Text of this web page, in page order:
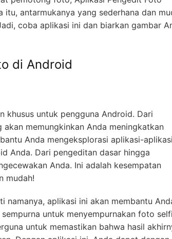
antarmukanya yang sederhana dan
coba aplikasi ini dan biarkan gambar
di Android
khusus untuk pengguna Android. Dari
memungkinkan Anda meningkatkan
Anda mengeksplorasi aplikasi-
Anda. Dari pengeditan dasar hingga
Anda. Ini adalah kesempatan
mudah!
namanya, aplikasi ini akan membantu
untuk menyempurnakan foto
untuk memastikan bahwa hasil